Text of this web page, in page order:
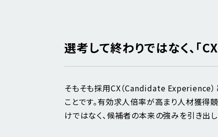
選考して終わりではなく、「
そもそも採用CX（Candidate Experience）
ことです。有効求人倍率が高まり人材獲得
けではなく、候補者の本来の強みを引き出